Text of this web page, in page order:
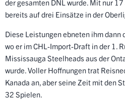
der gesamten DNL wurde. Mit nur
bereits auf drei Einsätze in der
Diese Leistungen ebneten ihm dann
wo er im CHL-Import-Draft in der 1.
Mississauga Steelheads aus der
wurde. Voller Hoffnungen trat
Kanada an, aber seine Zeit mit den
32 Spielen.